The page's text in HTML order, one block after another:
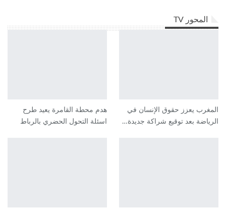
المحور TV
المغرب يعزز حقوق الإنسان في
الرياضة بعد توقيع شراكة جديدة…
هدم محطة القامرة يعيد طرح
اسئلة التحول الحضري بالرباط